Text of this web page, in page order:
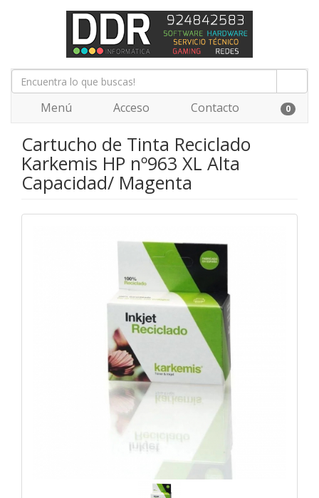
Menú Acceso Contacto 0
Cartucho de Tinta Reciclado
Karkemis HP nº963 XL Alta
Capacidad/ Magenta